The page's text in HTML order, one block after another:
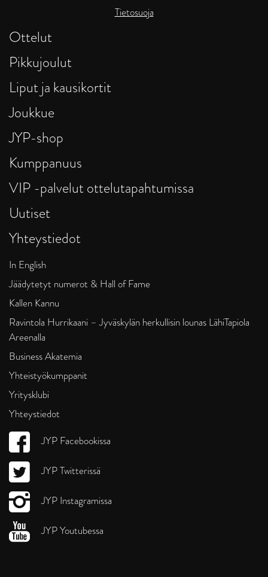
Tietosuoja
Ottelut
Pikkujoulut
Liput ja kausikortit
Joukkue
JYP-shop
Kumppanuus
VIP -palvelut ottelutapahtumissa
Uutiset
Yhteystiedot
In English
Jäädytetyt numerot & Hall of Fame
Kallen Kannu
Ravintola Hurrikaani – Jyväskylän herkullisin lounas LähiTapiola
Areenalla
Business Akatemia
Yhteistyökumppanit
Yritysklubi
Yhteystiedot
JYP Facebookissa
JYP Twitterissä
JYP Instagramissa
JYP Youtubessa